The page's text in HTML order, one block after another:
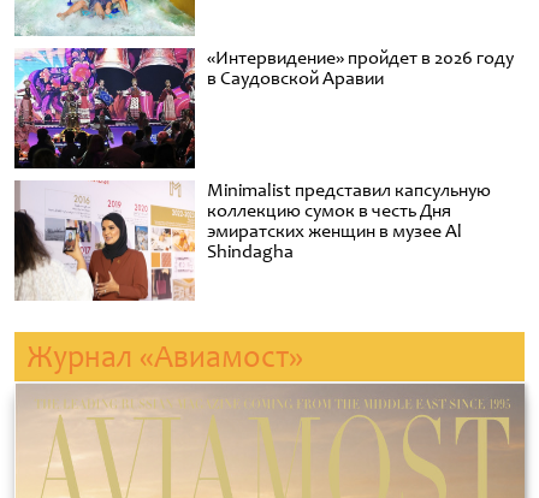
«Интервидение» пройдет в 2026 году
в Саудовской Аравии
Minimalist представил капсульную
коллекцию сумок в честь Дня
эмиратских женщин в музее Al
Shindagha
Журнал «Авиамост»